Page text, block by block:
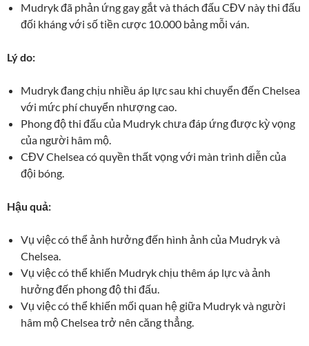
Mudryk đã phản ứng gay gắt và thách đấu CĐV này thi đấu
đối kháng với số tiền cược 10.000 bảng mỗi ván.
Lý do:
Mudryk đang chịu nhiều áp lực sau khi chuyển đến Chelsea
với mức phí chuyển nhượng cao.
Phong độ thi đấu của Mudryk chưa đáp ứng được kỳ vọng
của người hâm mộ.
CĐV Chelsea có quyền thất vọng với màn trình diễn của
đội bóng.
Hậu quả:
Vụ việc có thể ảnh hưởng đến hình ảnh của Mudryk và
Chelsea.
Vụ việc có thể khiến Mudryk chịu thêm áp lực và ảnh
hưởng đến phong độ thi đấu.
Vụ việc có thể khiến mối quan hệ giữa Mudryk và người
hâm mộ Chelsea trở nên căng thẳng.